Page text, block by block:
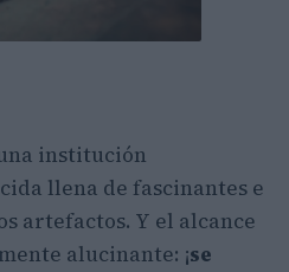
institución
llena de fascinantes e
artefactos. Y el alcance
alucinante: ¡se